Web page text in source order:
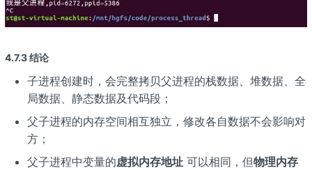
4.7.3 结论
子进程创建时，会完整拷贝父进程的栈数据、堆数据、全
局数据、静态数据及代码段；
父子进程的内存空间相互独立，修改各自数据不会影响对
方；
父子进程中变量的虚拟内存地址可以相同，但物理内存